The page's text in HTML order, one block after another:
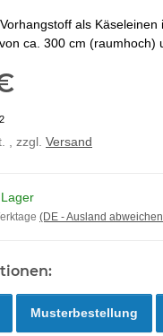
als
ca. 300 cm (raumhoch)
2
, zzgl. Versand
(DE - Ausland
Musterbestellung